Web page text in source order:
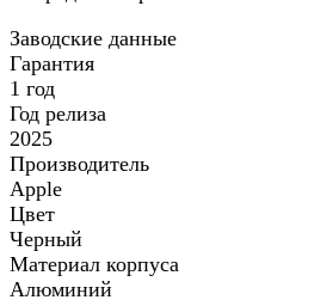
Заводские данные
Гарантия
1 год
Год релиза
2025
Производитель
Apple
Цвет
Черный
Материал корпуса
Алюминий